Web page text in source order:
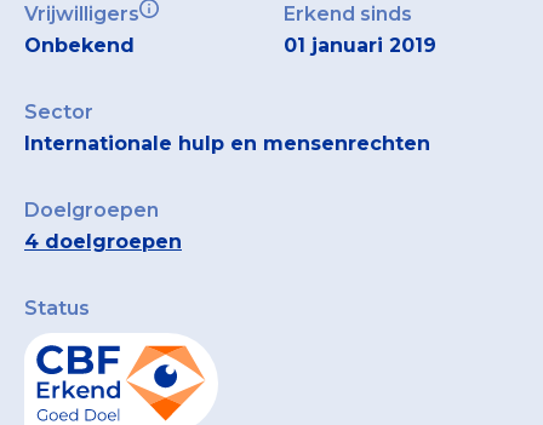
Vrijwilligers
Onbekend
Erkend sinds
01 januari 2019
Sector
Internationale hulp en mensenrechten
Doelgroepen
4 doelgroepen
Status